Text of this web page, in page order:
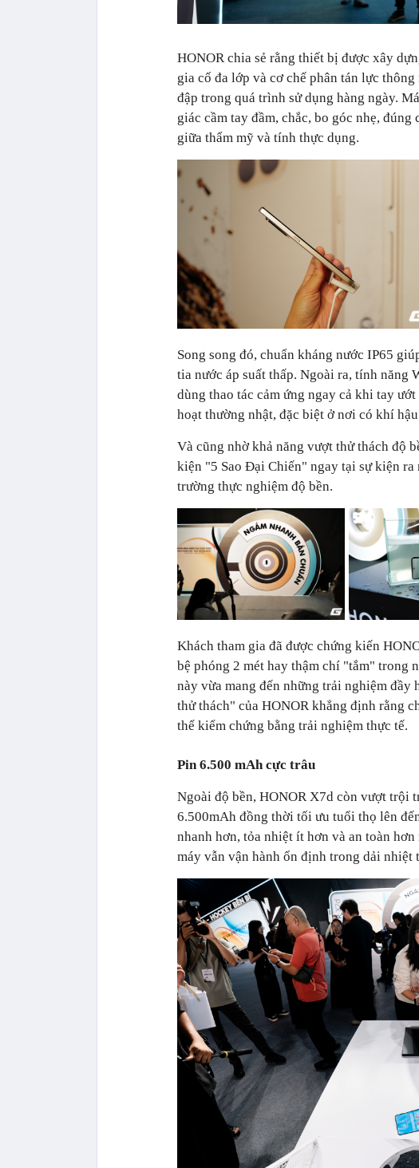
HONOR chia sẻ rằng thiết bị được xây
gia cố đa lớp và cơ chế phân tán lực
đập trong quá trình sử dụng hàng ngày.
giác cầm tay đầm, chắc, bo góc nhẹ,
giữa thẩm mỹ và tính thực dụng.
Song song đó, chuẩn kháng nước IP65
tia nước áp suất thấp. Ngoài ra, tính năng
dùng thao tác cảm ứng ngay cả khi tay
hoạt thường nhật, đặc biệt ở nơi có khí
Và cũng nhờ khả năng vượt thử thách độ
kiện "5 Sao Đại Chiến" ngay tại sự kiện ra
trường thực nghiệm độ bền.
Khách tham gia đã được chứng kiến
bệ phóng 2 mét hay thậm chí "tắm" trong
này vừa mang đến những trải nghiệm
thử thách" của HONOR khẳng định rằng
thể kiểm chứng bằng trải nghiệm thực tế.
Pin 6.500 mAh cực trâu
Ngoài độ bền, HONOR X7d còn vượt trội
6.500mAh đồng thời tối ưu tuổi thọ lên
nhanh hơn, tỏa nhiệt ít hơn và an toàn
máy vẫn vận hành ổn định trong dải nhiệt